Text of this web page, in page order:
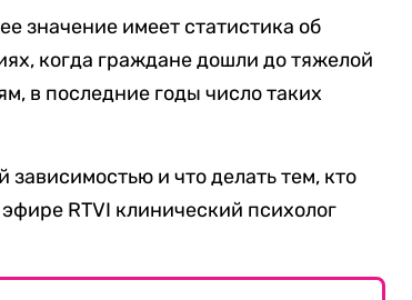
значение имеет статистика об
когда граждане дошли до тяжелой
в последние годы число таких
зависимостью и что делать тем, кто
эфире RTVI клинический психолог